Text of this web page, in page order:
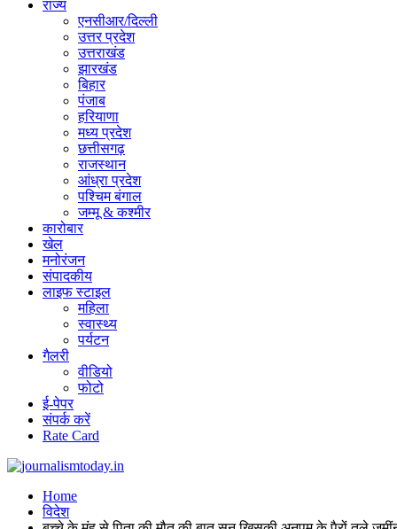
राज्य
एनसीआर/दिल्ली
उत्तर प्रदेश
उत्तराखंड
झारखंड
बिहार
पंजाब
हरियाणा
मध्य प्रदेश
छत्तीसगढ़
राजस्थान
आंध्रा प्रदेश
पश्चिम बंगाल
जम्मू & कश्मीर
कारोबार
खेल
मनोरंजन
संपादकीय
लाइफ स्टाइल
महिला
स्वास्थ्य
पर्यटन
गैलरी
वीडियो
फोटो
ई-पेपर
संपर्क करें
Rate Card
Home
विदेश